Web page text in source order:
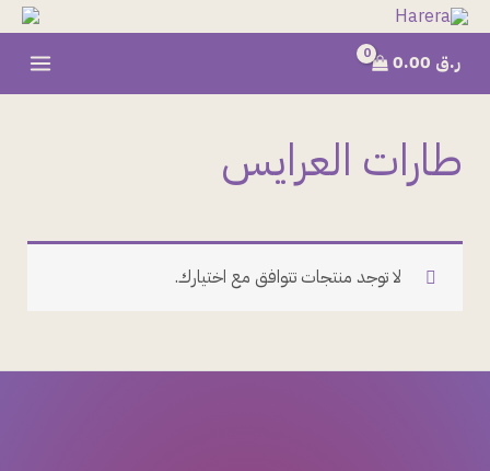
تخطي
المحتوى
ر.ق
طارات العرايس
لا توجد منتجات تتوافق مع اختيارك.